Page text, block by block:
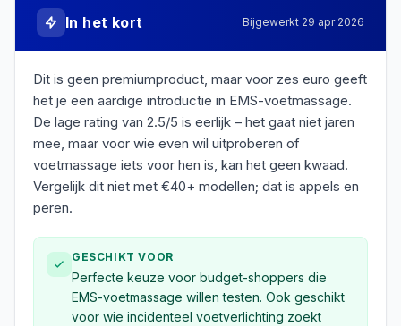
In het kort Bijgewerkt 29 apr 2026
Dit is geen premiumproduct, maar voor zes euro geeft
het je een aardige introductie in EMS-voetmassage.
De lage rating van 2.5/5 is eerlijk – het gaat niet jaren
mee, maar voor wie even wil uitproberen of
voetmassage iets voor hen is, kan het geen kwaad.
Vergelijk dit niet met €40+ modellen; dat is appels en
peren.
GESCHIKT VOOR
Perfecte keuze voor budget-shoppers die
EMS-voetmassage willen testen. Ook geschikt
voor wie incidenteel voetverlichting zoekt